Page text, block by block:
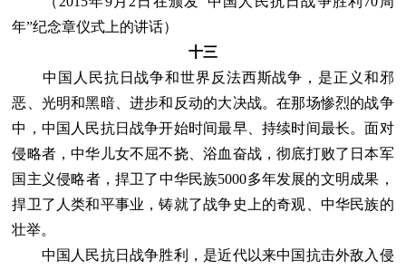
年”纪念章仪式上的讲话）
十三
中国人民抗日战争和世界反法西斯战争，是正义和邪
恶、光明和黑暗、进步和反动的大决战。在那场惨烈的战争
中，中国人民抗日战争开始时间最早、持续时间最长。面对
侵略者，中华儿女不屈不挠、浴血奋战，彻底打败了日本军
国主义侵略者，捍卫了中华民族5000多年发展的文明成果，
捍卫了人类和平事业，铸就了战争史上的奇观、中华民族的
壮举。
中国人民抗日战争胜利，是近代以来中国抗击外敌入侵